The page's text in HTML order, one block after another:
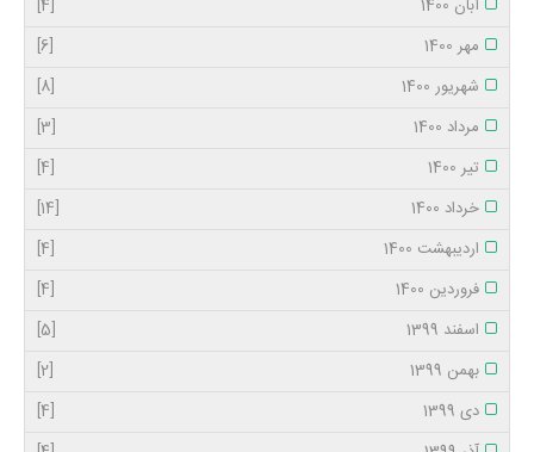
آبان 1400
[4]
مهر 1400
[6]
شهریور 1400
[8]
مرداد 1400
[3]
تیر 1400
[4]
خرداد 1400
[14]
اردیبهشت 1400
[4]
فروردین 1400
[4]
اسفند 1399
[5]
بهمن 1399
[2]
دی 1399
[4]